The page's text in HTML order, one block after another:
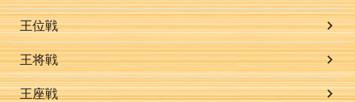
王位戦
王将戦
王座戦